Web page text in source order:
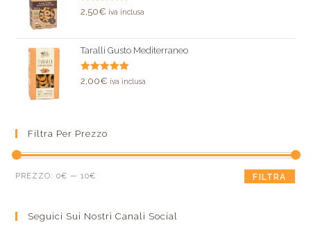
Valutato
2,50€ iva inclusa
Taralli Gusto Mediterraneo
Valutato
2,00€ iva inclusa
Filtra Per Prezzo
FILTRA
PREZZO:0€ —10€
Seguici Sui Nostri Canali Social